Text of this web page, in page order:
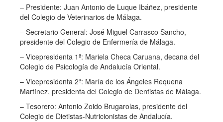
– Presidente: Juan Antonio de Luque Ibáñez, presidente
del Colegio de Veterinarios de Málaga.
– Secretario General: José Miguel Carrasco Sancho,
presidente del Colegio de Enfermería de Málaga.
– Vicepresidenta 1ª: Mariela Checa Caruana, decana del
Colegio de Psicología de Andalucía Oriental.
– Vicepresidenta 2ª: María de los Ángeles Requena
Martínez, presidenta del Colegio de Dentistas de Málaga.
– Tesorero: Antonio Zoido Brugarolas, presidente del
Colegio de Dietistas-Nutricionistas de Andalucía.